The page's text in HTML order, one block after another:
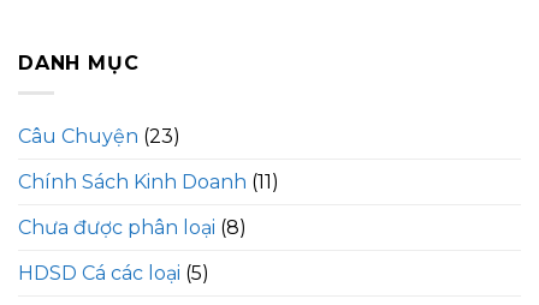
DANH MỤC
Câu Chuyện (23)
Chính Sách Kinh Doanh (11)
Chưa được phân loại (8)
HDSD Cá các loại (5)